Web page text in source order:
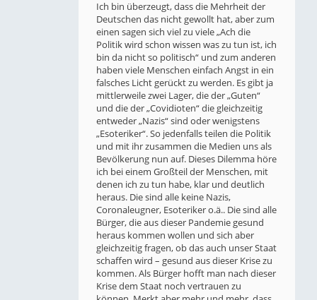
Ich bin überzeugt, dass die Mehrheit der
Deutschen das nicht gewollt hat, aber zum
einen sagen sich viel zu viele „Ach die
Politik wird schon wissen was zu tun ist, ich
bin da nicht so politisch“ und zum anderen
haben viele Menschen einfach Angst in ein
falsches Licht gerückt zu werden. Es gibt ja
mittlerweile zwei Lager, die der „Guten“
und die der „Covidioten“ die gleichzeitig
entweder „Nazis“ sind oder wenigstens
„Esoteriker“. So jedenfalls teilen die Politik
und mit ihr zusammen die Medien uns als
Bevölkerung nun auf. Dieses Dilemma höre
ich bei einem Großteil der Menschen, mit
denen ich zu tun habe, klar und deutlich
heraus. Die sind alle keine Nazis,
Coronaleugner, Esoteriker o.ä.. Die sind alle
Bürger, die aus dieser Pandemie gesund
heraus kommen wollen und sich aber
gleichzeitig fragen, ob das auch unser Staat
schaffen wird – gesund aus dieser Krise zu
kommen. Als Bürger hofft man nach dieser
Krise dem Staat noch vertrauen zu